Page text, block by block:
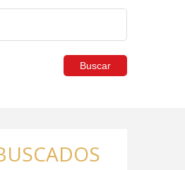
Buscar